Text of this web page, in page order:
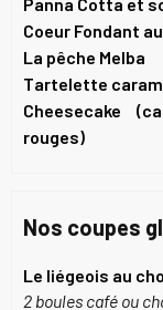
Coeur Fondant
La pêche Melba
Tartelette
Cheesecake
rouges)
Nos coupes
Le liégeois au
2 boules café ou